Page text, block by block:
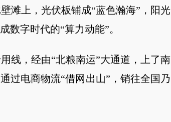
上，光伏板铺成“蓝色瀚海”，阳光
数字时代的“算力动能”。
，经由“北粮南运”大通道，上了南
过电商物流“借网出山”，销往全国乃